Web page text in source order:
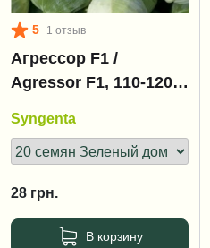
5 1 отзыв
Агрессор F1 /
Agressor F1, 110-120
Syngenta
28 грн.
В корзину